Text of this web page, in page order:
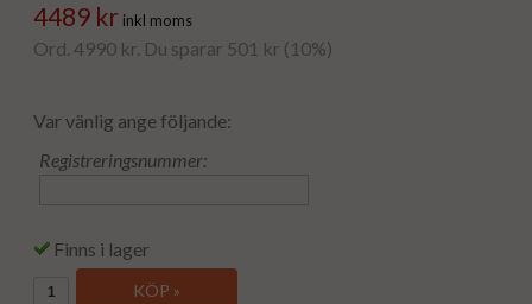
4489 kr inkl moms
Ord. 4990 kr. Du sparar 501 kr (10%)
Var vänlig ange följande:
Registreringsnummer:
Finns i lager
KÖP »